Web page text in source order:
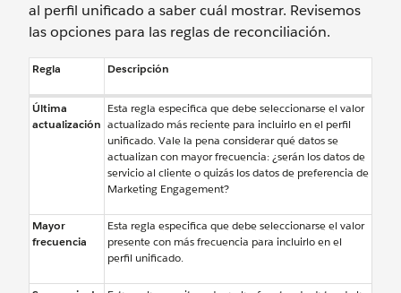
al perfil unificado a saber cuál mostrar. Revisemos
las opciones para las reglas de reconciliación.
Regla Descripción
Última
actualización
Esta regla especifica que debe seleccionarse el valor
actualizado más reciente para incluirlo en el perfil
unificado. Vale la pena considerar qué datos se
actualizan con mayor frecuencia: ¿serán los datos de
servicio al cliente o quizás los datos de preferencia de
Marketing Engagement?
Mayor
frecuencia
Esta regla especifica que debe seleccionarse el valor
presente con más frecuencia para incluirlo en el
perfil unificado.